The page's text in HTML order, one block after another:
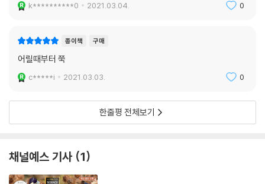
k**********0 2021.03.04. 0
종이책 구매
어릴때부터 쭉
c*****i 2021.03.03. 0
한줄평 전체보기
채널예스 기사 1